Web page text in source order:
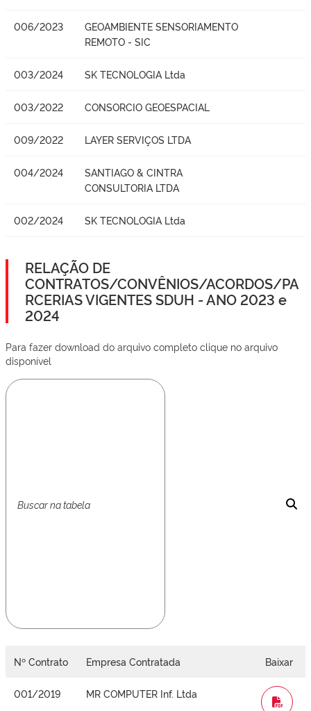
006/2023
GEOAMBIENTE SENSORIAMENTO
REMOTO - SIC
003/2024 SK TECNOLOGIA Ltda
003/2022 CONSORCIO GEOESPACIAL
009/2022 LAYER SERVIÇOS LTDA
004/2024
SANTIAGO & CINTRA
CONSULTORIA LTDA
002/2024 SK TECNOLOGIA Ltda
RELAÇÃO DE
CONTRATOS/CONVÊNIOS/ACORDOS/PA
RCERIAS VIGENTES SDUH - ANO 2023 e
2024
Para fazer download do arquivo completo clique no arquivo
disponível
Nº Contrato Empresa Contratada Baixar
001/2019 MR COMPUTER Inf. Ltda
WORD